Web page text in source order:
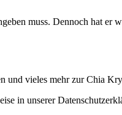
muss. Dennoch hat er
und vieles mehr zur Chia
in unserer